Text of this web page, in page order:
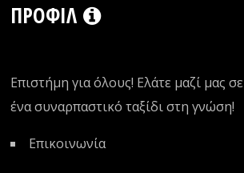
ΠΡΟΦΊΛ
Επιστήμη για όλους! Ελάτε μαζί μας σε
ένα συναρπαστικό ταξίδι στη γνώση!
Επικοινωνία